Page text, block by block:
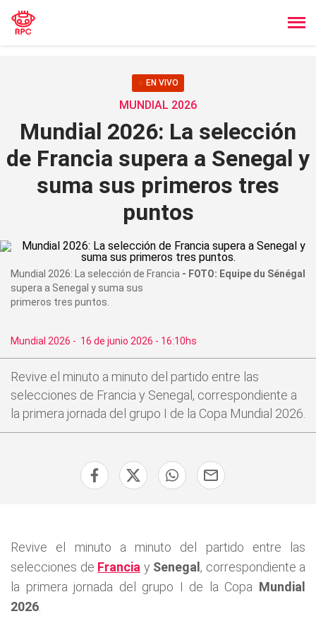
EN VIVO
MUNDIAL 2026
Mundial 2026: La selección
de Francia supera a Senegal y
suma sus primeros tres
puntos
Mundial 2026: La selección de Francia
supera a Senegal y suma sus
primeros tres puntos.
FOTO: Equipe du Sénégal
Mundial 2026 - 16 de junio 2026 - 16:10hs
Revive el minuto a minuto del partido entre las
selecciones de Francia y Senegal, correspondiente a
la primera jornada del grupo I de la Copa Mundial 2026.
Revive el minuto a minuto del partido entre las
selecciones de Francia y Senegal , correspondiente a
la primera jornada del grupo I de la Copa Mundial
2026